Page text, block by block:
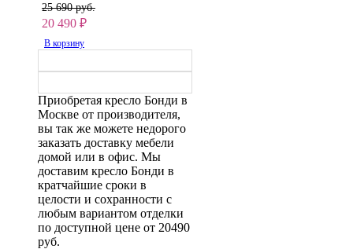
25 690 руб.
20 490 ₽
В корзину
Приобретая кресло Бонди в
Москве от производителя,
вы так же можете недорого
заказать доставку мебели
домой или в офис. Мы
доставим кресло Бонди в
кратчайшие сроки в
целости и сохранности с
любым вариантом отделки
по доступной цене от 20490
руб.